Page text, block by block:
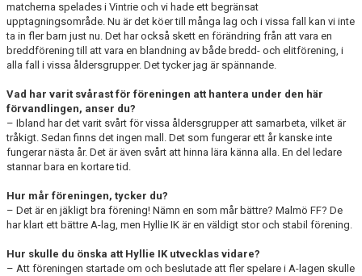
matcherna spelades i Vintrie och vi hade ett begränsat
upptagningsområde. Nu är det köer till många lag och i vissa fall kan vi inte
ta in fler barn just nu. Det har också skett en förändring från att vara en
breddförening till att vara en blandning av både bredd- och elitförening, i
alla fall i vissa åldersgrupper. Det tycker jag är spännande.
Vad har varit svårast för föreningen att hantera under den här
förvandlingen, anser du?
– Ibland har det varit svårt för vissa åldersgrupper att samarbeta, vilket är
tråkigt. Sedan finns det ingen mall. Det som fungerar ett år kanske inte
fungerar nästa år. Det är även svårt att hinna lära känna alla. En del ledare
stannar bara en kortare tid.
Hur mår föreningen, tycker du?
– Det är en jäkligt bra förening! Nämn en som mår bättre? Malmö FF? De
har klart ett bättre A-lag, men Hyllie IK är en väldigt stor och stabil förening.
Hur skulle du önska att Hyllie IK utvecklas vidare?
– Att föreningen startade om och beslutade att fler spelare i A-lagen skulle